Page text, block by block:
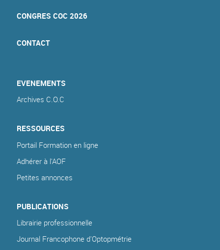
CONGRES COC 2026
CONTACT
EVENEMENTS
Archives C.O.C
RESSOURCES
Portail Formation en ligne
Adhérer à l'AOF
Petites annonces
PUBLICATIONS
Librairie professionnelle
Journal Francophone d'Optopmétrie